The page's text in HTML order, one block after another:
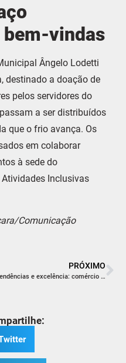
vindas
Ângelo Lodetti
destinado a doação de
pelos servidores do
a ser distribuídos
que o frio avança. Os
em colaborar
à sede do
Inclusivas
Comunicação
PRÓXIMO
Tendências e excelência: comércio terá palestra gratuita no dia 20 em Içara